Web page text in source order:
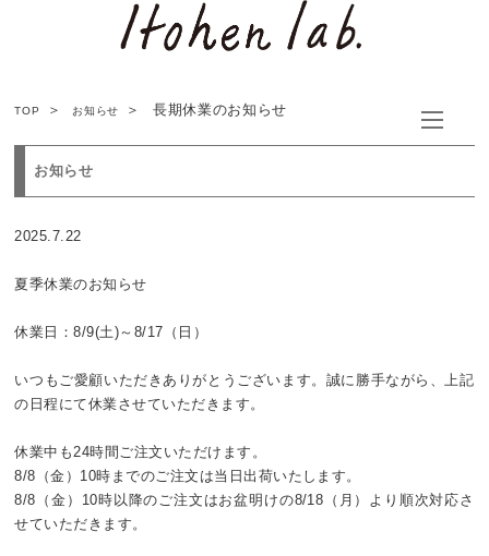
TOP お知らせ 長期休業のお知らせ
お知らせ
2025.7.22
夏季休業のお知らせ
休業日：8/9(土)～8/17（日）
いつもご愛顧いただきありがとうございます。誠に勝手ながら、上記
の日程にて休業させていただきます。
休業中も24時間ご注文いただけます。
8/8（金）10時までのご注文は当日出荷いたします。
8/8（金）10時以降のご注文はお盆明けの8/18（月）より順次対応さ
せていただきます。